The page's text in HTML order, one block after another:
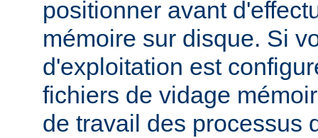
positionner avant
mémoire sur disque. Si
d'exploitation est
fichiers de vidage
de travail des processus